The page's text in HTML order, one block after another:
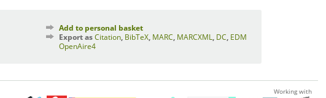
Add to personal basket
Export asCitation BibTeX MARC MARCXML DC EDM
OpenAire4
Working with